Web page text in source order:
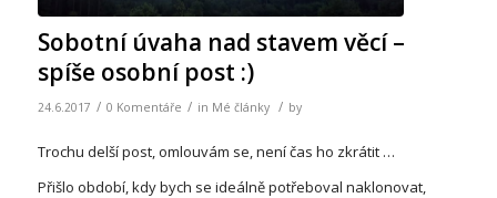
Sobotní úvaha nad stavem věcí –
spíše osobní post :)
24.6.2017 / 0 Komentáře / in Mé články / by
Trochu delší post, omlouvám se, není čas ho zkrátit …
Přišlo období, kdy bych se ideálně potřeboval naklonovat,